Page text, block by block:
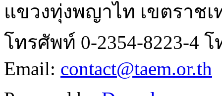
แขวงทุ่งพญาไท เขตราชเ
โทรศัพท์ 0-2354-8223-4 โ
Email: contact@taem.or.th